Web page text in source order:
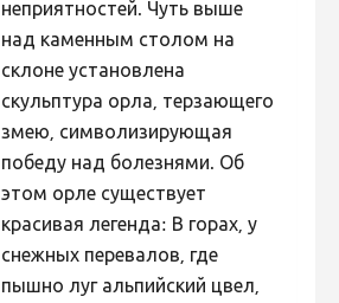
неприятностей. Чуть выше
над каменным столом на
склоне установлена
скульптура орла, терзающего
змею, символизирующая
победу над болезнями. Об
этом орле существует
красивая легенда: В горах, у
снежных перевалов, где
пышно луг альпийский цвел,